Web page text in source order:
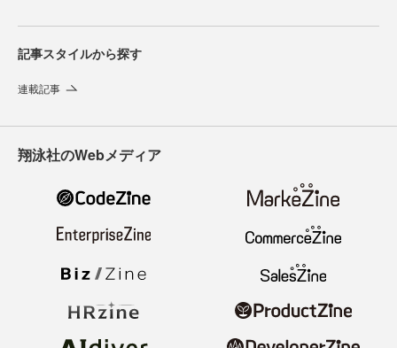
記事スタイルから探す
連載記事
翔泳社のWebメディア